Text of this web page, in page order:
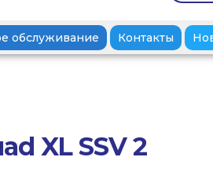
обслуживание Контакты
XL SSV 2